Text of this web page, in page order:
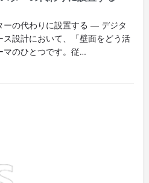
ーの代わりに設置する ― デジタ
設計において、「壁面をどう活
マのひとつです。従…